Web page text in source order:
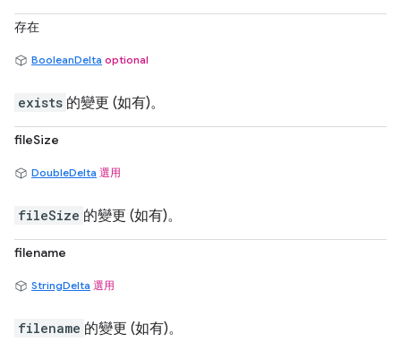
存在
BooleanDelta optional
exists 的變更 (如有)。
fileSize
DoubleDelta 選用
fileSize 的變更 (如有)。
filename
StringDelta 選用
filename 的變更 (如有)。